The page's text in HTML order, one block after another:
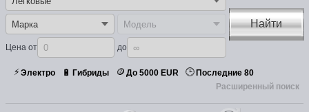
Цена от до
Найти
⚡Электро 🔋 Гибриды 🪙 До 5000 EUR 🕒 Последние 80
Расширенный поиск